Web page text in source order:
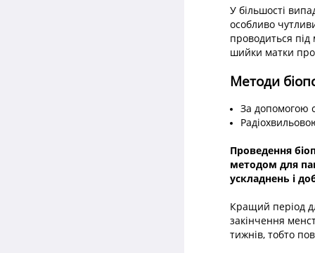
У більшості
особливо
проводиться під
шийки матки
Методи
За допомогою
Проведення
методом для
ускладнень і
Кращий період
закінчення
тижнів, тобто